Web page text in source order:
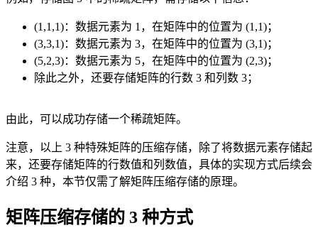
(1,1,1)：数据元素为 1，在矩阵中的位置为 (1,1)；
(3,3,1)：数据元素为 3，在矩阵中的位置为 (3,1)；
(5,2,3)：数据元素为 5，在矩阵中的位置为 (2,3)；
除此之外，还要存储矩阵的行数 3 和列数 3；
由此，可以成功存储一个稀疏矩阵。
注意，以上 3 种特殊矩阵的压缩存储，除了将数据元素存储起
来，还要存储矩阵的行数值和列数值，具体的实现方式后续会
介绍 3 种，本节仅需了解矩阵压缩存储的原理。
矩阵压缩存储的 3 种方式